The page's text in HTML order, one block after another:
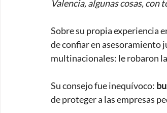
Valencia, algunas cosas, con
Sobre su propia experiencia
de confiar en asesoramiento
multinacionales: le robaron
Su consejo fue inequívoco:
de proteger a las empresas